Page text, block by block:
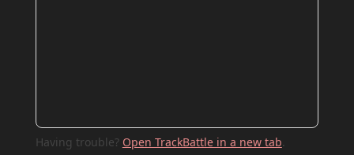
Having trouble? Open TrackBattle in a new tab.